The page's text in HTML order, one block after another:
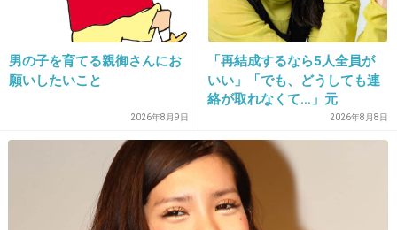
2015/10/31(土) 16:00:31
TOKIO兄さん好きです(*'▽')
いい年の取り方してるよな～
鉄腕DASHこれからも見るよーーーー！！！
+29 -2
2015/10/31(土) 16:01:59
男の子を育てる親御さんにお
願いしたいこと
2026年8月9日
「再結成するなら5人全員が
いい」「でも、どうしても連
絡が取れなくて…」元
ZONE・MIZUHO（38）が明
かす「19年ぶりに芸能界復
帰」した本当の理由
2026年8月8日